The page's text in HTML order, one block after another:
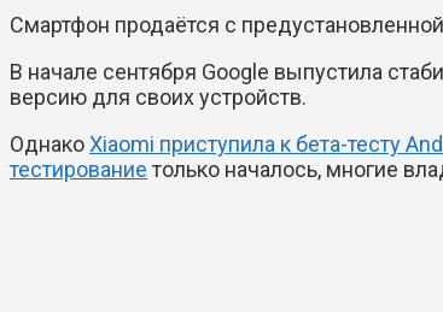
Смартфон продаётся с
В начале сентября Google выпустила
версию для своих устройств.
ОднакоXiaomi приступила к бета-тесту
тестированиетолько началось, многие